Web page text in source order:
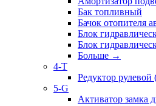
Бак топливный
Бачок отопителя
Блок
Блок
Больше →
4-T
Редуктор
5-G
Активатор замка